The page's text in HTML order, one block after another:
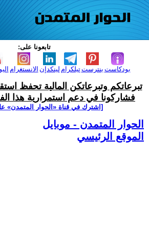
تابعونا على:
الانستغرام لينكدإن تيلكرامبنترست بودكاست
تبرعاتكم وتبرعاتكن المالية تحفظ
فشاركونا في دعم استمرارية هذا
[اشترك في قناة ‫«الحوار المتمدن»
الحوار المتمدن - موبايل
الموقع الرئيسي